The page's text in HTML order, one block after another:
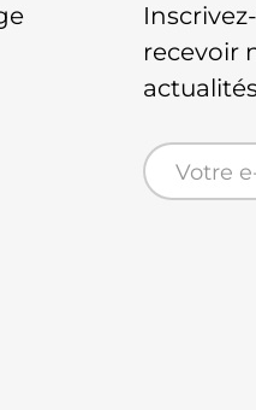
recevoir
actualités
E-mail